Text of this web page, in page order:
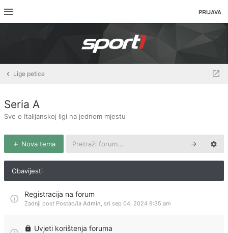
PRIJAVA
Lige petice
Seria A
Sve o Italijanskoj ligi na jednom mjestu
Nova tema
Obavijesti
Registracija na forum
Zadnji post Postao/la Admin, sri sep 04, 2024 9:35 am
Uvjeti korištenja foruma